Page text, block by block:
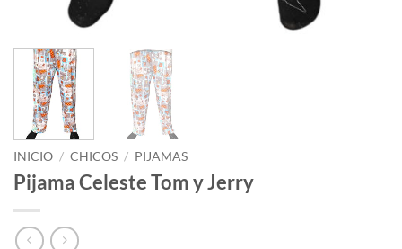
INICIO / CHICOS / PIJAMAS
Pijama Celeste Tom y Jerry